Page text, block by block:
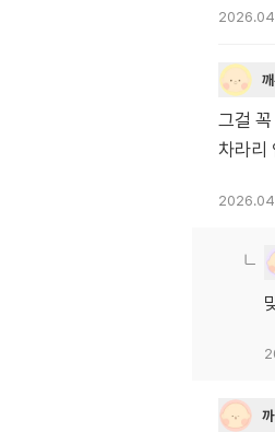
그걸
차라리